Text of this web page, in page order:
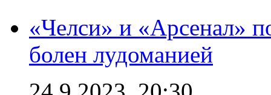
«Челси» и «Арсенал»
болен лудоманией